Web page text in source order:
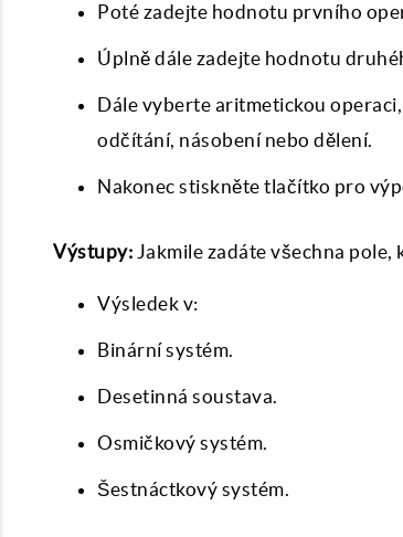
Poté zadejte hodnotu prvního
Úplně dále zadejte hodnotu
Dále vyberte aritmetickou
odčítání, násobení nebo dělení.
Nakonec stiskněte tlačítko pro
Výstupy: Jakmile zadáte všechna pole,
Výsledek v:
Binární systém.
Desetinná soustava.
Osmičkový systém.
Šestnáctkový systém.